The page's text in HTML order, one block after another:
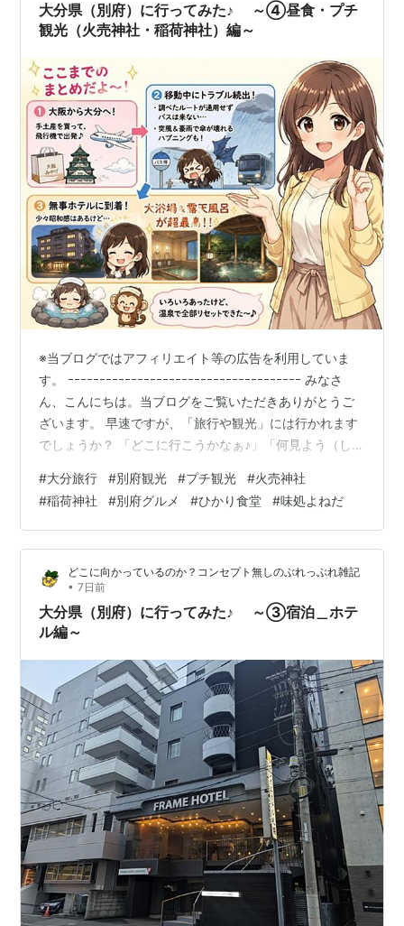
大分県（別府）に行ってみた♪ ～④昼食・プチ
観光（火売神社・稲荷神社）編～
※当ブログではアフィリエイト等の広告を利用していま
す。 ｰｰｰｰｰｰｰｰｰｰｰｰｰｰｰｰｰｰｰｰｰｰｰｰｰｰｰｰｰｰｰｰｰｰｰｰｰ みなさ
ん、こんにちは。当ブログをご覧いただきありがとうご
ざいます。 早速ですが、「旅行や観光」には行かれます
でしょうか？ 「どこに行こうかなぁ♪」「何見よう（しよ
ど、行く前からウキウキしますよね♪ さてさて、残念なが
ら今回も仕事の関係で行きましたのでさほど時間もあり
ませんでしたが。。。(T_T) ってことで、まずは・・・ご
紹介させていただきます。 ＊＊＊ 目次 ＊＊＊ ■ はじめ
に■ こんな感じ（行程）■ やっと…
#大分旅行 #別府観光 #プチ観光 #火売神社
#稲荷神社 #別府グルメ #ひかり食堂 #味処よねだ
どこに向かっているのか？コンセプト無しのぶれっぶれ雑記
• 7日前
大分県（別府）に行ってみた♪ ～③宿泊＿ホテ
ル編～